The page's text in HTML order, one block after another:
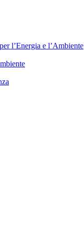
l’Energia e l’Ambiente